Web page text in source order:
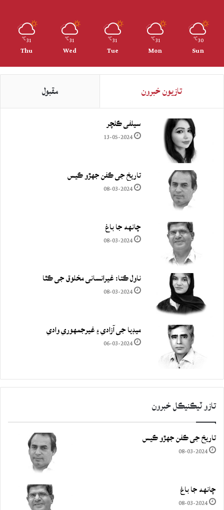
30
℃
Sun
31
℃
Mon
31
℃
Tue
31
℃
Wed
31
℃
Thu
تازيون خبرون مقبول
سيلفي ڪلچر
13-05-2024
تاريخ جي ڪفن جھڙو ڪيس
08-03-2024
چانهه جا باغ
08-03-2024
ناول ڪتا: غيرانساني مخلوق جي ڪٿا
08-03-2024
ميڊيا جي آزادي ۽ غيرجمھوري وادي
06-03-2024
تازو ٽيڪنيڪل خبرون
تاريخ جي ڪفن جھڙو ڪيس
08-03-2024
چانهه جا باغ
08-03-2024